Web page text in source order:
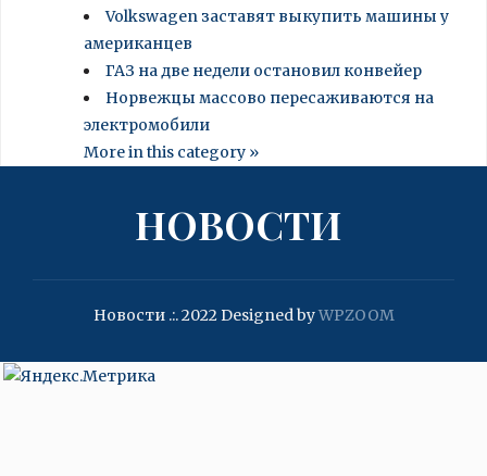
Volkswagen заставят выкупить машины у
американцев
ГАЗ на две недели остановил конвейер
Норвежцы массово пересаживаются на
электромобили
More in this category »
НОВОСТИ
Новости .:. 2022Designed byWPZOOM